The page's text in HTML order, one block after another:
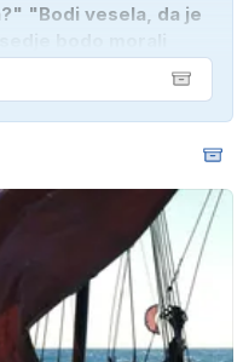
"Bodi vesela, da je
bodo morali
prebutal!"